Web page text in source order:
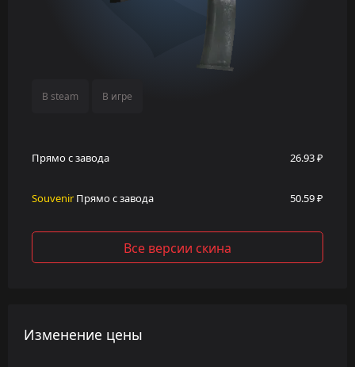
В steam В игре
Прямо с завода 26.93 ₽
Souvenir Прямо с завода 50.59 ₽
Все версии скина
Изменение цены